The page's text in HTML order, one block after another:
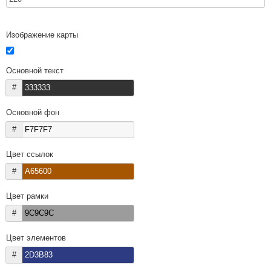
Изображение карты
Основной текст
#
Основной фон
#
Цвет ссылок
#
Цвет рамки
#
Цвет элементов
#